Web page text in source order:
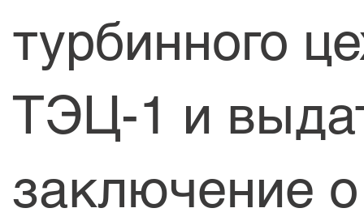
турбинного
ТЭЦ-1 и
заключение о